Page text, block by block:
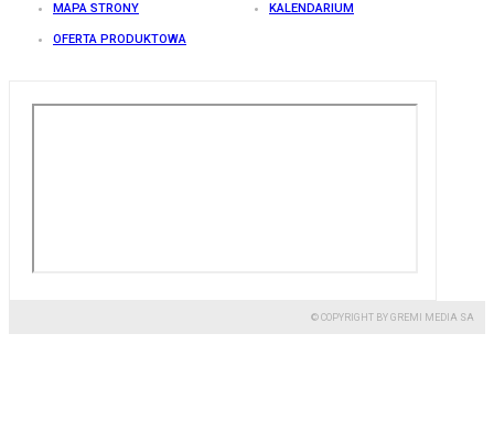
MAPA STRONY KALENDARIUM
OFERTA PRODUKTOWA
© COPYRIGHT BY GREMI MEDIA SA